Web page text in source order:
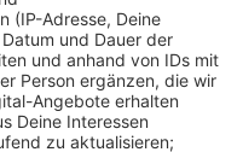
Garten im
ausgekippt. Das